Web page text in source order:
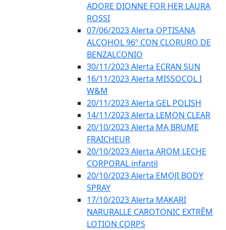
ADORE DIONNE FOR HER LAURA
ROSSI
07/06/2023 Alerta OPTISANA
ALCOHOL 96º CON CLORURO DE
BENZALCONIO
30/11/2023 Alerta ECRAN SUN
16/11/2023 Alerta MISSOCOL I
W&M
20/11/2023 Alerta GEL POLISH
14/11/2023 Alerta LEMON CLEAR
20/10/2023 Alerta MA BRUME
FRAICHEUR
20/10/2023 Alerta AROM LECHE
CORPORAL infantil
20/10/2023 Alerta EMOJI BODY
SPRAY
17/10/2023 Alerta MAKARI
NARURALLE CAROTONIC EXTRÊM
LOTION CORPS